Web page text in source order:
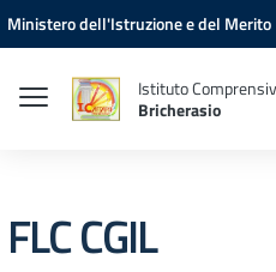
Vai ai contenuti
Vai al menu di navigazione
Vai al footer
Ministero dell'Istruzione e del Merito
Istituto
Bricherasio
FLC CGIL